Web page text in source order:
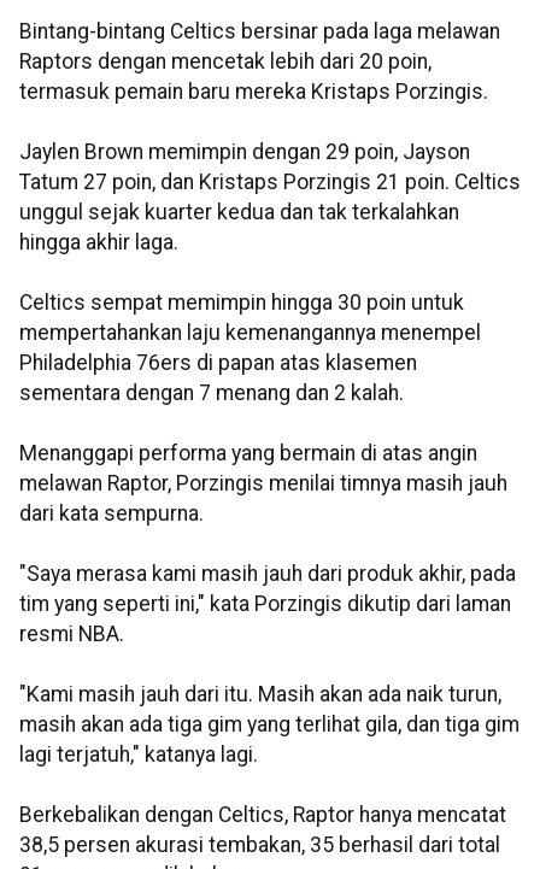
Bintang-bintang Celtics bersinar pada laga melawan
Raptors dengan mencetak lebih dari 20 poin,
termasuk pemain baru mereka Kristaps Porzingis.
Jaylen Brown memimpin dengan 29 poin, Jayson
Tatum 27 poin, dan Kristaps Porzingis 21 poin. Celtics
unggul sejak kuarter kedua dan tak terkalahkan
hingga akhir laga.
Celtics sempat memimpin hingga 30 poin untuk
mempertahankan laju kemenangannya menempel
Philadelphia 76ers di papan atas klasemen
sementara dengan 7 menang dan 2 kalah.
Menanggapi performa yang bermain di atas angin
melawan Raptor, Porzingis menilai timnya masih jauh
dari kata sempurna.
"Saya merasa kami masih jauh dari produk akhir, pada
tim yang seperti ini," kata Porzingis dikutip dari laman
resmi NBA.
"Kami masih jauh dari itu. Masih akan ada naik turun,
masih akan ada tiga gim yang terlihat gila, dan tiga gim
lagi terjatuh," katanya lagi.
Berkebalikan dengan Celtics, Raptor hanya mencatat
38,5 persen akurasi tembakan, 35 berhasil dari total